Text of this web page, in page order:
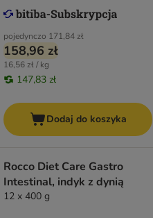
pojedynczo 171,84 zł
158,96 zł
16,56 zł / kg
147,83 zł
Dodaj do koszyka
Rocco Diet Care Gastro
Intestinal, indyk z dynią
12 x 400 g